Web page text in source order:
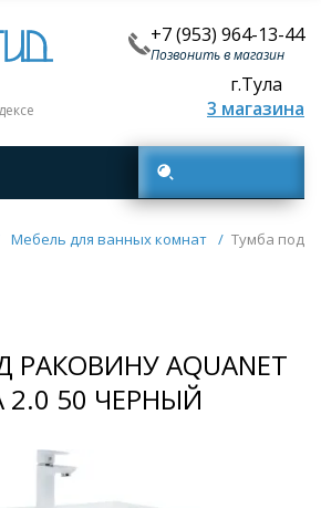
+7 (953) 964-13-44
Позвонить в магазин
г.Тула
3 магазина
ванных комнат
Мебель для ванных комнат / Тумба под
AQUANET
2.0 50 ЧЕРНЫЙ